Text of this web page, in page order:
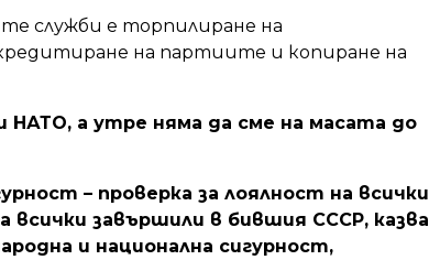
служби е торпилиране на
на партиите и копиране на
НАТО, а утре няма да сме на масата до
– проверка за лоялност на всички
завършили в бившия СССР, казва
и национална сигурност,